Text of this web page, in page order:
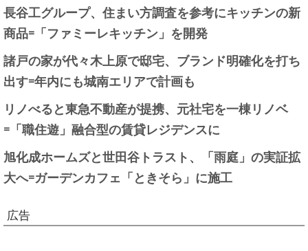
長谷工グループ、住まい方調査を参考にキッチンの新
商品=「ファミーレキッチン」を開発
諸戸の家が代々木上原で邸宅、ブランド明確化を打ち
出す=年内にも城南エリアで計画も
リノべると東急不動産が提携、元社宅を一棟リノベ
=「職住遊」融合型の賃貸レジデンスに
旭化成ホームズと世田谷トラスト、「雨庭」の実証拡
大へ=ガーデンカフェ「ときそら」に施工
広告